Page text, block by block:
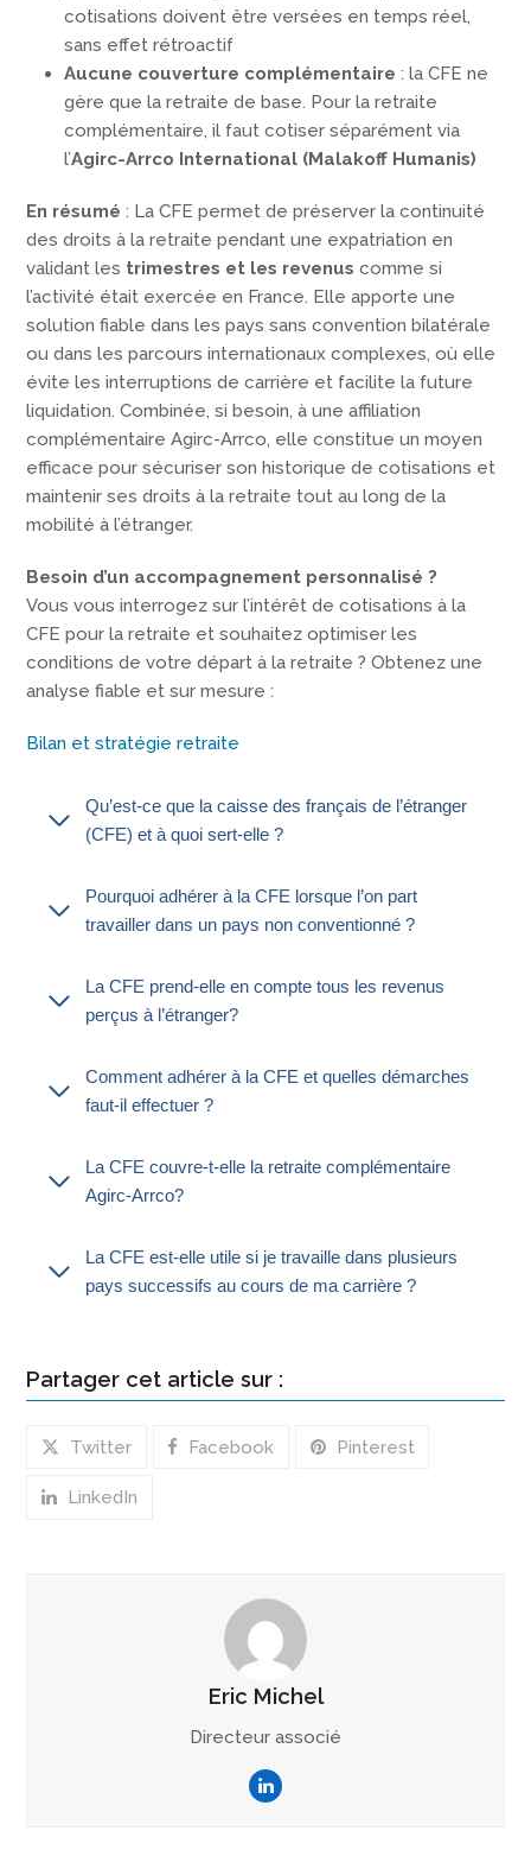
cotisations doivent être versées en temps réel,
sans effet rétroactif
Aucune couverture complémentaire : la CFE ne
gère que la retraite de base. Pour la retraite
complémentaire, il faut cotiser séparément via
l’Agirc-Arrco International (Malakoff Humanis)
En résumé: La CFE permet de préserver la continuité
des droits à la retraite pendant une expatriation en
validant les trimestres et les revenus comme si
l’activité était exercée en France. Elle apporte une
solution fiable dans les pays sans convention bilatérale
ou dans les parcours internationaux complexes, où elle
évite les interruptions de carrière et facilite la future
liquidation. Combinée, si besoin, à une affiliation
complémentaire Agirc-Arrco, elle constitue un moyen
efficace pour sécuriser son historique de cotisations et
maintenir ses droits à la retraite tout au long de la
mobilité à l’étranger.
Besoin d’un accompagnement personnalisé ?
Vous vous interrogez sur l’intérêt de cotisations à la
CFE pour la retraite et souhaitez optimiser les
conditions de votre départ à la retraite ? Obtenez une
analyse fiable et sur mesure :
Bilan et stratégie retraite
Qu’est-ce que la caisse des français de l’étranger
(CFE) et à quoi sert-elle ?
Pourquoi adhérer à la CFE lorsque l’on part
travailler dans un pays non conventionné ?
La CFE prend-elle en compte tous les revenus
perçus à l’étranger?
Comment adhérer à la CFE et quelles démarches
faut-il effectuer ?
La CFE couvre-t-elle la retraite complémentaire
Agirc-Arrco?
La CFE est-elle utile si je travaille dans plusieurs
pays successifs au cours de ma carrière ?
Partager cet article sur :
Twitter Facebook Pinterest
LinkedIn
Eric Michel
Directeur associé
LinkedIn